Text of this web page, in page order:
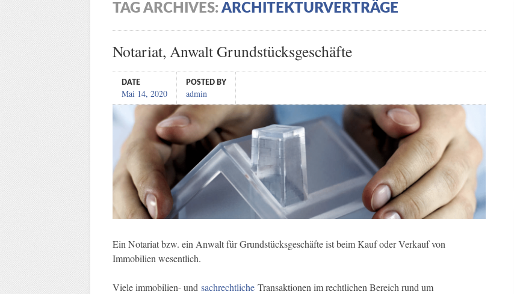
TAG ARCHIVES: ARCHITEKTURVERTRÄGE
Notariat, Anwalt Grundstücksgeschäfte
DATE
Mai 14, 2020
POSTED BY
admin
Ein Notariat bzw. ein Anwalt für Grundstücksgeschäfte ist beim Kauf oder Verkauf von
Immobilien wesentlich.
Viele immobilien- und sachrechtliche Transaktionen im rechtlichen Bereich rund um